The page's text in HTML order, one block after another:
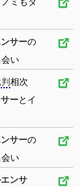
サーの
会い
相次
ーとイ
サーの
会い
ンサ